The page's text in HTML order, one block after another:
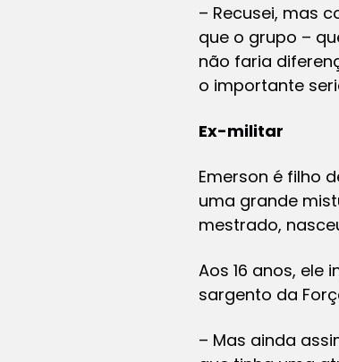
– Recusei, mas
que o grupo –
não faria
o importante
Ex-militar
Emerson é filho
uma grande
mestrado,
Aos 16 anos, ele
sargento da
– Mas ainda